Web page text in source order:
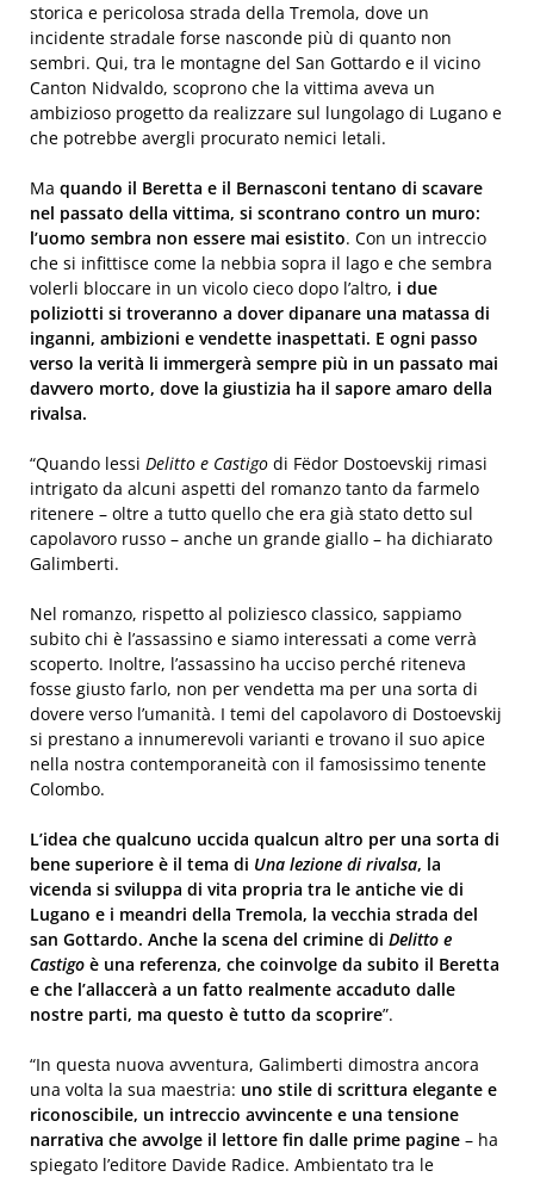
storica e pericolosa strada della Tremola, dove un
incidente stradale forse nasconde più di quanto non
sembri. Qui, tra le montagne del San Gottardo e il vicino
Canton Nidvaldo, scoprono che la vittima aveva un
ambizioso progetto da realizzare sul lungolago di Lugano e
che potrebbe avergli procurato nemici letali.
Ma quando il Beretta e il Bernasconi tentano di scavare
nel passato della vittima, si scontrano contro un muro:
l’uomo sembra non essere mai esistito. Con un intreccio
che si infittisce come la nebbia sopra il lago e che sembra
volerli bloccare in un vicolo cieco dopo l’altro, i due
poliziotti si troveranno a dover dipanare una matassa di
inganni, ambizioni e vendette inaspettati. E ogni passo
verso la verità li immergerà sempre più in un passato mai
davvero morto, dove la giustizia ha il sapore amaro della
rivalsa.
“Quando lessi Delitto e Castigo di Fëdor Dostoevskij rimasi
intrigato da alcuni aspetti del romanzo tanto da farmelo
ritenere – oltre a tutto quello che era già stato detto sul
capolavoro russo – anche un grande giallo – ha dichiarato
Galimberti.
Nel romanzo, rispetto al poliziesco classico, sappiamo
subito chi è l’assassino e siamo interessati a come verrà
scoperto. Inoltre, l’assassino ha ucciso perché riteneva
fosse giusto farlo, non per vendetta ma per una sorta di
dovere verso l’umanità. I temi del capolavoro di Dostoevskij
si prestano a innumerevoli varianti e trovano il suo apice
nella nostra contemporaneità con il famosissimo tenente
Colombo.
L’idea che qualcuno uccida qualcun altro per una sorta di
bene superiore è il tema di Una lezione di rivalsa, la
vicenda si sviluppa di vita propria tra le antiche vie di
Lugano e i meandri della Tremola, la vecchia strada del
san Gottardo. Anche la scena del crimine di Delitto e
Castigo è una referenza, che coinvolge da subito il Beretta
e che l’allaccerà a un fatto realmente accaduto dalle
nostre parti, ma questo è tutto da scoprire”.
“In questa nuova avventura, Galimberti dimostra ancora
una volta la sua maestria: uno stile di scrittura elegante e
riconoscibile, un intreccio avvincente e una tensione
narrativa che avvolge il lettore fin dalle prime pagine – ha
spiegato l’editore Davide Radice. Ambientato tra le